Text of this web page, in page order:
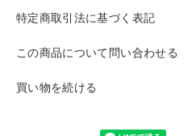
特定商取引法に基づく表記
この商品について問い合わせる
買い物を続ける